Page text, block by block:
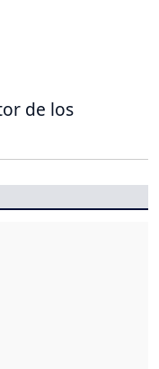
de los